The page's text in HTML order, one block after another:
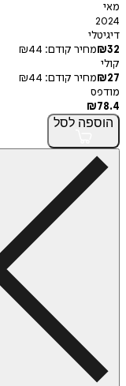
מאי
2024
דיגיטלי
₪32 מחיר קודם: ₪44
קולי
₪27 מחיר קודם: ₪44
מודפס
₪78.4
הוספה לסל